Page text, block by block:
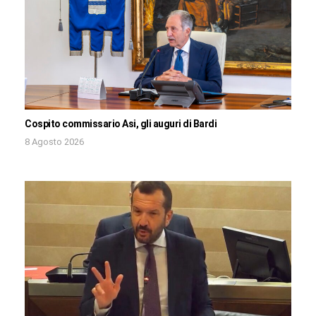
Cospito commissario Asi, gli auguri di Bardi
8 Agosto 2026